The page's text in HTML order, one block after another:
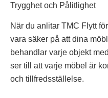
Trygghet och Pålitlighet
När du anlitar TMC Flytt
vara säker på att dina
behandlar varje objekt
ser till att varje möbel är
och tillfredsställelse.